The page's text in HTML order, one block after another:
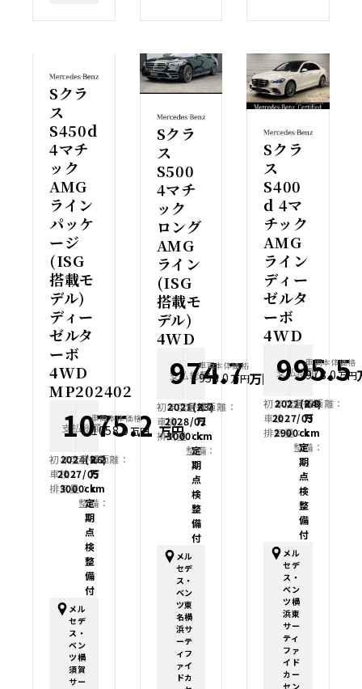
Sクラ
ス
S450d
4マチ
ック
AMG
ライン
パッケ
ージ
(ISG
搭載モ
デル)
ディー
ゼルタ
ーボ
4WD
MP202402
支払総額
1075.2 万円
車両本体価格
1058.0万円
初年度登録：
2024(R6)
車検：
2027/05
排気量：
3000cc
走行距離：
2.2
万
km
整備：
定
期
点
検
整
備
付
メル
セデ
ス・
ベン
ツ横
須賀
サー
Sクラ
ス
S500
4マチ
ック
ロング
AMG
ライン
(ISG
搭載モ
デル)
4WD
支払総額
974.7 万円
車両本体価格
958.0万円
初年度登録：
2021(R3)
車検：
2028/02
排気量：
3000cc
走行距離：
2.7
万
km
整備：
定
期
点
検
整
備
付
メル
セデ
ス・
ベン
ツ東
名横
浜サ
ーテ
ィフ
ァイ
ドカ
Sクラ
ス
S400
d 4マ
チック
AMG
ライン
ディー
ゼルタ
ーボ
4WD
支払総額
995.5
車両本体価格
978.0万円
初年度登録：
2022(R4)
車検：
2027/03
排気量：
2900cc
走行距離：
2.8
万
km
整備：
定
期
点
検
整
備
付
メル
セデ
ス・
ベン
ツ横
浜東
サー
ティ
ファ
イド
カー
セン